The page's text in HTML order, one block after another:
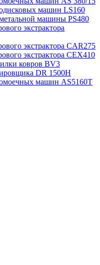
машин LS160
машины PS480
экстрактора
экстрактора CAR275
экстрактора CEX410
ковров BV3
DR 1500H
машин AS5160T